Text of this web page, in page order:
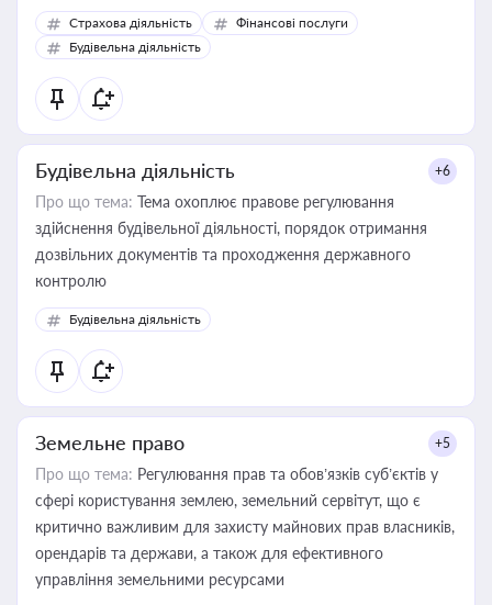
корисне для власника бізнесу, керівника, юриста або
бухгалтера під час оподаткування, приватизації, оренди
державного майна, корпоративних угод і перевірки
статусу суб'єктів оціночної діяльності
Страхова діяльність
Фінансові послуги
Будівельна діяльність
Будівельна діяльність +6
Про що тема: Тема охоплює правове регулювання
здійснення будівельної діяльності, порядок отримання
дозвільних документів та проходження державного
контролю
Будівельна діяльність
Земельне право +5
Про що тема: Регулювання прав та обов’язків суб’єктів у
сфері користування землею, земельний сервітут, що є
критично важливим для захисту майнових прав власників,
орендарів та держави, а також для ефективного
управління земельними ресурсами